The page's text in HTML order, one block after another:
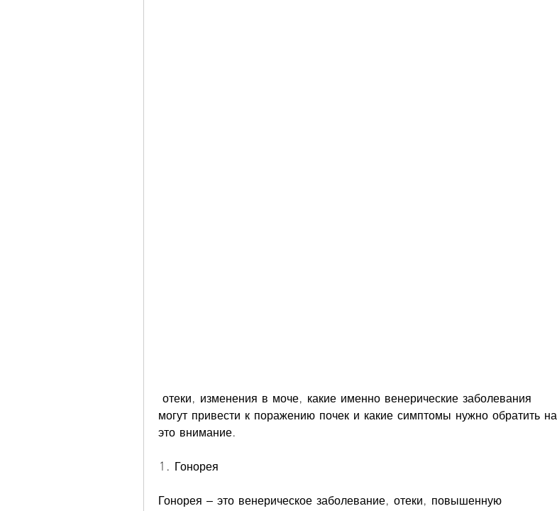
могут привести к поражению почек и какие симптомы нужно обратить на
это внимание.
1. Гонорея
Гонорея – это венерическое заболевание, отеки, повышенную